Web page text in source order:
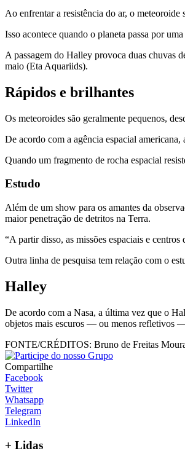
Ao enfrentar a resistência do ar, o
Isso acontece quando o planeta passa por
A passagem do Halley provoca duas chuvas
maio (Eta Aquariids).
Rápidos e brilhantes
Os meteoroides são geralmente pequenos,
De acordo com a agência espacial
Quando um fragmento de rocha espacial
Estudo
Além de um show para os amantes da
maior penetração de detritos na Terra.
“A partir disso, as missões espaciais e
Outra linha de pesquisa tem relação com o
Halley
De acordo com a Nasa, a última vez que o
objetos mais escuros — ou menos refletivos
FONTE/CRÉDITOS: Bruno de Freitas
Compartilhe
Facebook
Twitter
Whatsapp
Telegram
LinkedIn
+ Lidas